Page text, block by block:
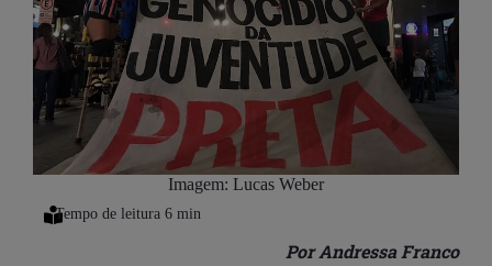
Imagem: Lucas Weber
Por Andressa Franco